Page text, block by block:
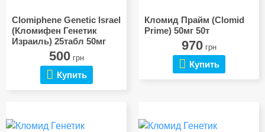
Clomiphene Genetic Israel
(Кломифен Генетик
Израиль) 25табл 50мг
500грн
Купить
Кломид Прайм (Clomid
Prime) 50мг 50т
970грн
Купить